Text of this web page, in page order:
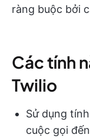
ràng buộc bởi
Các tính
Twilio
Sử dụng
cuộc gọi